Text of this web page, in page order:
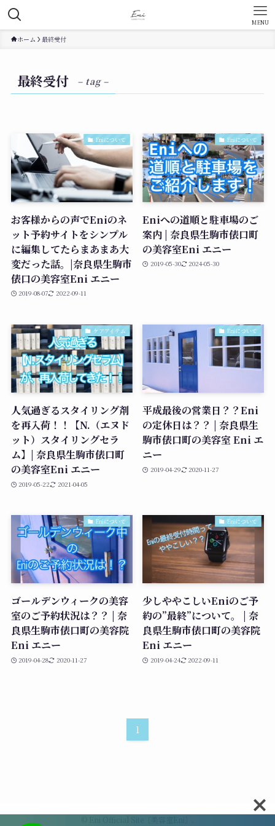
MENU
ホーム 最終受付
最終受付 – tag –
Eniについて
お客様からの声でEniのネ
ット予約サイトをシンプル
に編集してたらまあまあ大
変だった話。|奈良県生駒市
俵口の美容室Eni エニー
2019-08-07 2022-09-11
Eniについて
Eniへの道順と駐車場のご
案内 | 奈良県生駒市俵口町
の美容室Eni エニー
2019-05-30 2024-05-30
ケアアイテム
人気過ぎるスタイリング剤
を再入荷！！【N.（エヌド
ット）スタイリングセラ
ム】| 奈良県生駒市俵口町
の美容室Eni エニー
2019-05-22 2021-04-05
Eniについて
平成最後の営業日？？Eni
の定休日は？？ | 奈良県生
駒市俵口町の美容室 Eni エ
ニー
2019-04-29 2020-11-27
Eniについて
ゴールデンウィークの美容
室のご予約状況は？？ | 奈
良県生駒市俵口町の美容院
Eni エニー
2019-04-28 2020-11-27
Eniについて
少しややこしいEniのご予
約の”最終”について。 | 奈
良県生駒市俵口町の美容院
Eni エニー
2019-04-24 2022-09-11
1